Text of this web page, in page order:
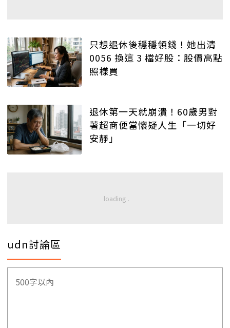
只想退休後穩穩領錢！她出清
0056 換這 3 檔好股：股價高點
照樣買
退休第一天就崩潰！60歲男對
著超商便當懷疑人生「一切好
安靜」
udn討論區